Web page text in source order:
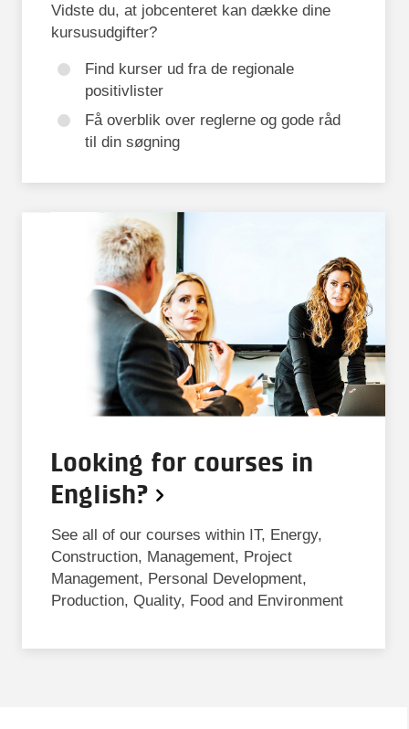
Vidste du, at jobcenteret kan dække dine
kursusudgifter?
Find kurser ud fra de regionale
positivlister
Få overblik over reglerne og gode råd
til din søgning
Looking for courses in
English?
See all of our courses within IT, Energy,
Construction, Management, Project
Management, Personal Development,
Production, Quality, Food and Environment